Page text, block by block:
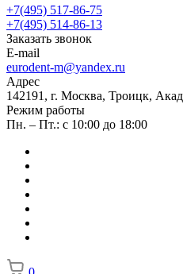
+7(495) 517-86-75
+7(495) 514-86-13
Заказать звонок
E-mail
eurodent-m@yandex.ru
Адрес
142191, г. Москва, Троицк,
Режим работы
Пн. – Пт.: с 10:00 до 18:00